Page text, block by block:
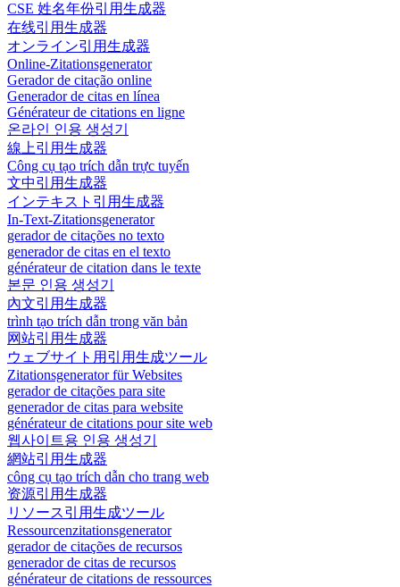
CSE 姓名年份引用生成器
在线引用生成器
オンライン引用生成器
Online-Zitationsgenerator
Gerador de citação online
Generador de citas en línea
Générateur de citations en ligne
온라인 인용 생성기
線上引用生成器
Công cụ tạo trích dẫn trực tuyến
文中引用生成器
インテキスト引用生成器
In-Text-Zitationsgenerator
gerador de citações no texto
generador de citas en el texto
générateur de citation dans le texte
본문 인용 생성기
內文引用生成器
trình tạo trích dẫn trong văn bản
网站引用生成器
ウェブサイト用引用生成ツール
Zitationsgenerator für Websites
gerador de citações para site
generador de citas para website
générateur de citations pour site web
웹사이트용 인용 생성기
網站引用生成器
công cụ tạo trích dẫn cho trang web
资源引用生成器
リソース引用生成ツール
Ressourcenzitationsgenerator
gerador de citações de recursos
generador de citas de recursos
générateur de citations de ressources